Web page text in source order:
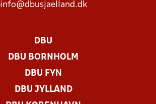
info@dbusjaelland.dk
DBU
DBU BORNHOLM
DBU FYN
DBU JYLLAND